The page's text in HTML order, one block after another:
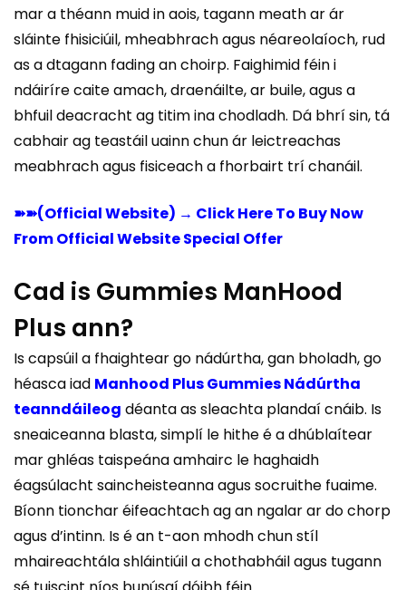
mar a théann muid in aois, tagann meath ar ár
sláinte fhisiciúil, mheabhrach agus néareolaíoch, rud
as a dtagann fading an choirp. Faighimid féin i
ndáiríre caite amach, draenáilte, ar buile, agus a
bhfuil deacracht ag titim ina chodladh. Dá bhrí sin, tá
cabhair ag teastáil uainn chun ár leictreachas
meabhrach agus fisiceach a fhorbairt trí chanáil.
➽➽(Official Website) → Click Here To Buy Now
From Official Website Special Offer
Cad is Gummies ManHood
Plus ann?
Is capsúil a fhaightear go nádúrtha, gan bholadh, go
héasca iad Manhood Plus Gummies Nádúrtha
teanndáileog déanta as sleachta plandaí cnáib. Is
sneaiceanna blasta, simplí le hithe é a dhúblaítear
mar ghléas taispeána amhairc le haghaidh
éagsúlacht saincheisteanna agus socruithe fuaime.
Bíonn tionchar éifeachtach ag an ngalar ar do chorp
agus d’intinn. Is é an t-aon mhodh chun stíl
mhaireachtála shláintiúil a chothabháil agus tugann